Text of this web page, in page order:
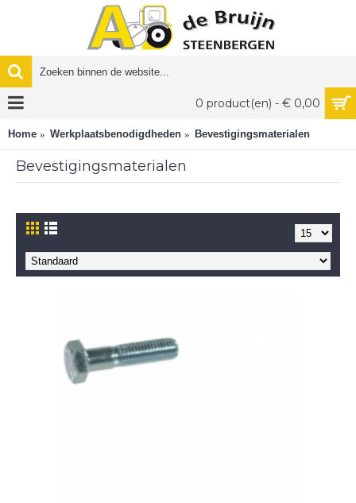
0 product(en) - € 0,00
Home Werkplaatsbenodigdheden Bevestigingsmaterialen
Bevestigingsmaterialen